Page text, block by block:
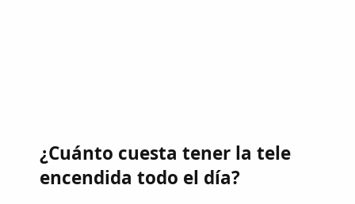
¿Cuánto cuesta tener la tele
encendida todo el día?